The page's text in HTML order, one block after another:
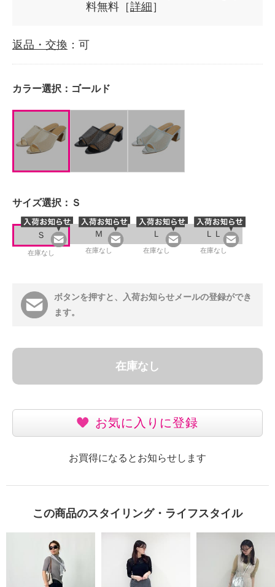
料無料［詳細 ］
返品・交換 ：可
カラー選択： ゴールド
サイズ選択： Ｓ
Ｓ
在庫なし
Ｍ
在庫なし
Ｌ
在庫なし
ＬＬ
在庫なし
ボタンを押すと、入荷お知らせメールの登録ができ
ます。
在庫なし
お気に入りに登録
お買得になるとお知らせします
この商品のスタイリング・ライフスタイル